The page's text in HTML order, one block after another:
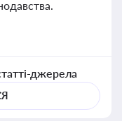
джерела